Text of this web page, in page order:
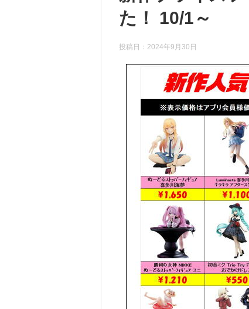
た！ 10/1～
投稿日： 2024年9月30日